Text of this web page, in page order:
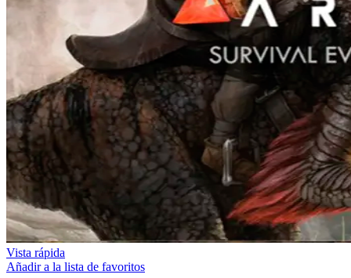
Vista rápida
Añadir a la lista de favoritos